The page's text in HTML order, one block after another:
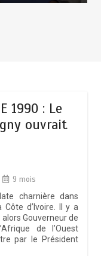
1990 : Le
ouvrait
9 mois
charnière dans
Côte d’Ivoire. Il y a
Gouverneur de
de l’Ouest
par le Président